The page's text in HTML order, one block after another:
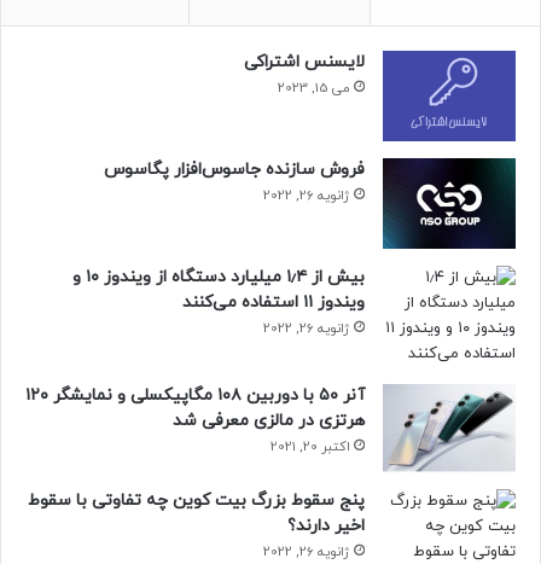
لایسنس اشتراکی
می 15, 2023
فروش سازنده جاسوس‌افزار پگاسوس
ژانویه 26, 2022
بیش از ۱٫۴ میلیارد دستگاه از ویندوز ۱۰ و
ویندوز ۱۱ استفاده می‌کنند
ژانویه 26, 2022
آنر ۵۰ با دوربین ۱۰۸ مگاپیکسلی و نمایشگر ۱۲۰
هرتزی در مالزی معرفی شد
اکتبر 20, 2021
پنج سقوط بزرگ بیت کوین چه تفاوتی با سقوط
اخیر دارند؟
ژانویه 26, 2022